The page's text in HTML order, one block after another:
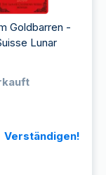
Goldbarren -
Lunar
Verständigen!